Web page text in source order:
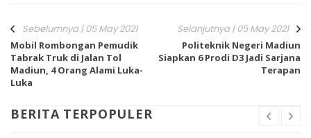
Sebelumnya | 05 May 2021
Mobil Rombongan Pemudik
Tabrak Truk di Jalan Tol
Madiun, 4 Orang Alami Luka-
Luka
Selanjutnya | 05 May 2021
Politeknik Negeri Madiun
Siapkan 6 Prodi D3 Jadi Sarjana
Terapan
BERITA TERPOPULER